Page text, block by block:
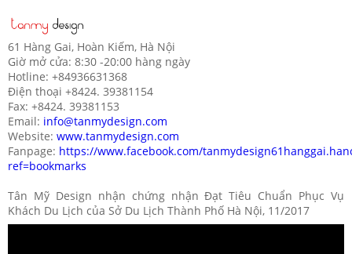
61 Hàng Gai, Hoàn Kiếm, Hà Nội
Giờ mở cửa: 8:30 -20:00 hàng ngày
​Hotline: +84936631368
Điện thoại +8424. 39381154​
Fax: +8424. 39381153​
Email: info@tanmydesign.com
Website: www.tanmydesign.com
Fanpage: https://www.facebook.com/
ref=bookmarks
Tân Mỹ Design nhận chứng nhận Đạt Tiêu Chuẩn Phục Vụ
Khách Du Lịch của Sở Du Lịch Thành Phố Hà Nội, 11/2017